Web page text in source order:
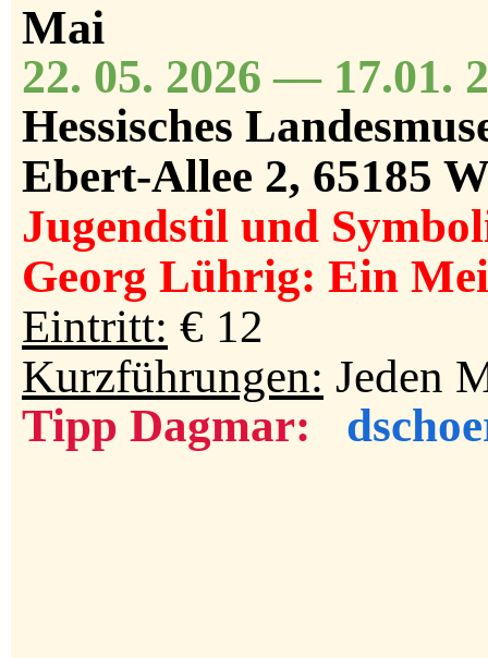
Mai
22. 05. 2026 — 17.01.
Hessisches
Ebert-Allee 2, 65185
Jugendstil und
Georg Lührig: Ein
Eintritt: € 12
Kurzführungen: Jeden
Tipp Dagmar: